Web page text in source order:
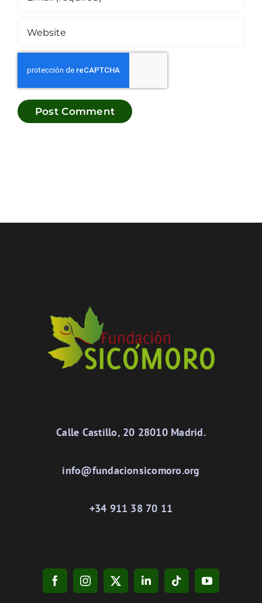
Calle Castillo, 20 28010 Madrid.
info@fundacionsicomoro.org
+34 911 38 70 11